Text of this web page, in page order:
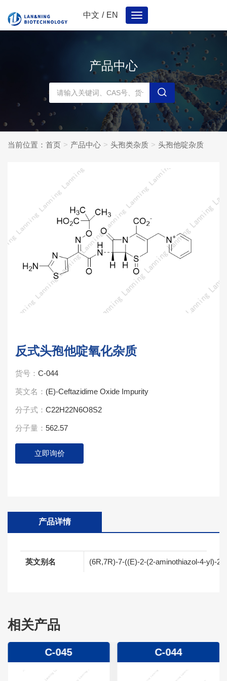
中文 / EN
Toggle
navigation
产品中心
当前位置： 首页 产品中心 头孢类杂质 头孢他啶杂质
反式头孢他啶氧化杂质
货号： C-044
英文名： (E)-Ceftazidime Oxide Impurity
分子式： C22H22N6O8S2
分子量： 562.57
立即询价
产品详情
英文别名 (6R,7R)-7-((E)-2-(2-aminothiazol-4-yl)-
相关产品
C-045 C-044